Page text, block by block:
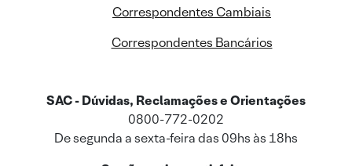
Correspondentes Cambiais
Correspondentes Bancários
SAC - Dúvidas, Reclamações e Orientações
0800-772-0202
De segunda a sexta-feira das 09hs às 18hs